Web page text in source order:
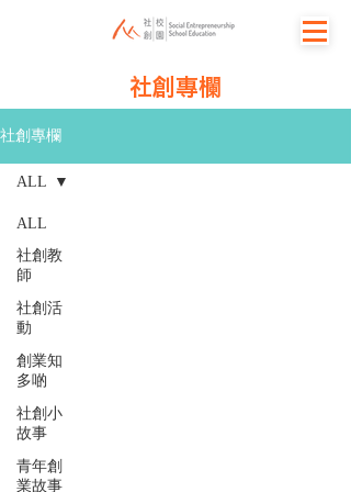
社創專欄
社創專欄
ALL
社創教
師
社創活
動
創業知
多啲
社創小
故事
青年創
業故事
ALL